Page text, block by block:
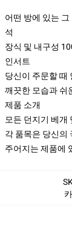
어떤 방에 있는
석
장식 및 내구성
인서트
당신이 주문할 때
깨끗한 모습과 쉬
제품 소개
모든 던지기 베개
각 품목은 당신의
주어지는 제품에